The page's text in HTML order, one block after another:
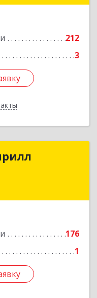
212
3
Подробнее
176
1
Кирилл
Подробнее